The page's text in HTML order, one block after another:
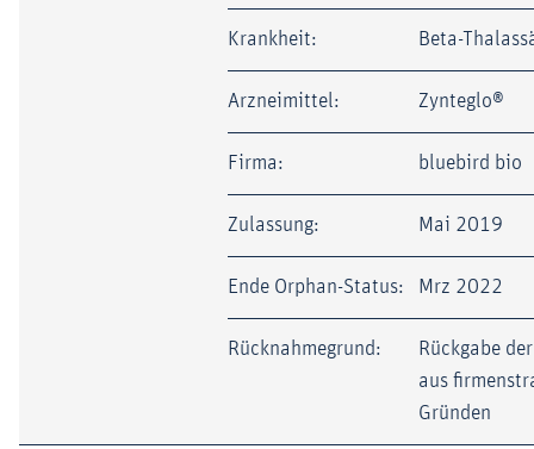
Krankheit: Beta-
Arzneimittel: Zynteglo®
Firma: bluebird bio
Zulassung: Mai 2019
Ende Orphan-Status: Mrz 2022
Rücknahmegrund:
Rückgabe
aus
Gründen